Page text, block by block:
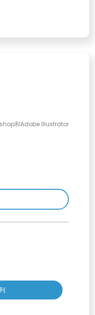
和Adobe Illustrator